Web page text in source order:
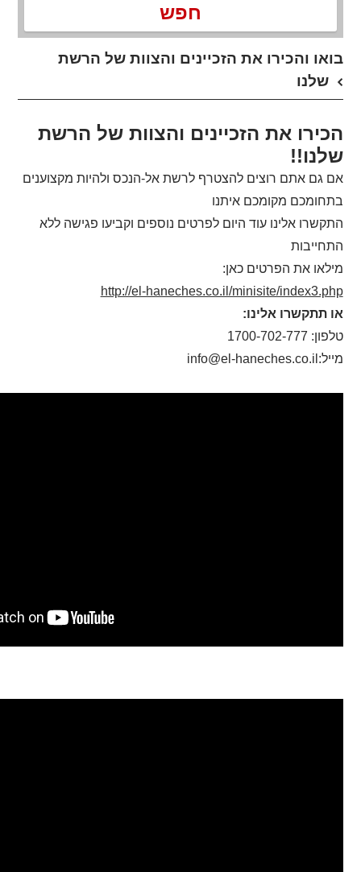
חפש
בואו והכירו את הזכיינים והצוות של הרשת
שלנו
הכירו את הזכיינים והצוות של הרשת
שלנו!!
אם גם אתם רוצים להצטרף לרשת אל-הנכס ולהיות מקצוענים
בתחומכם מקומכם איתנו
התקשרו אלינו עוד היום לפרטים נוספים וקביעו פגישה ללא
התחייבות
מילאו את הפרטים כאן:
http://el-haneches.co.il/minisite/index3.php
או תתקשרו אלינו:
טלפון: 1700-702-777
מייל:info@el-haneches.co.il